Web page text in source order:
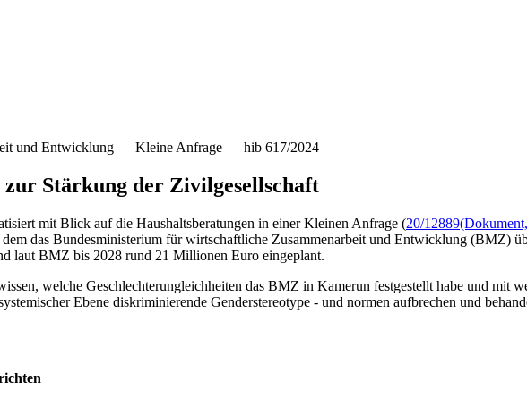
und Entwicklung — Kleine Anfrage — hib 617/2024
Stärkung der Zivilgesellschaft
mit Blick auf die Haushaltsberatungen in einer Kleinen Anfrage (20/12889
das Bundesministerium für wirtschaftliche Zusammenarbeit und Entwicklung (BMZ)
laut BMZ bis 2028 rund 21 Millionen Euro eingeplant.
welche Geschlechterungleichheiten das BMZ in Kamerun festgestellt habe und mit
Ebene diskriminierende Genderstereotype - und normen aufbrechen und